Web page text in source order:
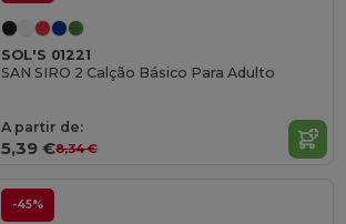
SOL'S 01221
SAN SIRO 2 Calção Básico Para Adulto
A partir de:
5,39 €8,34 €
-45%